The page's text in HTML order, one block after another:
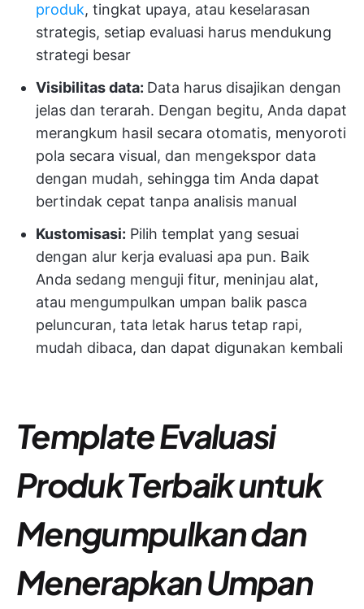
produk, tingkat upaya, atau keselarasan
strategis, setiap evaluasi harus mendukung
strategi besar
Visibilitas data: Data harus disajikan dengan
jelas dan terarah. Dengan begitu, Anda dapat
merangkum hasil secara otomatis, menyoroti
pola secara visual, dan mengekspor data
dengan mudah, sehingga tim Anda dapat
bertindak cepat tanpa analisis manual
Kustomisasi: Pilih templat yang sesuai
dengan alur kerja evaluasi apa pun. Baik
Anda sedang menguji fitur, meninjau alat,
atau mengumpulkan umpan balik pasca
peluncuran, tata letak harus tetap rapi,
mudah dibaca, dan dapat digunakan kembali
Template Evaluasi
Produk Terbaik untuk
Mengumpulkan dan
Menerapkan Umpan